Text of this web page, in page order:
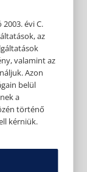
évi C.
az
valamint az
Azon
belül
a
történő
kérniük.